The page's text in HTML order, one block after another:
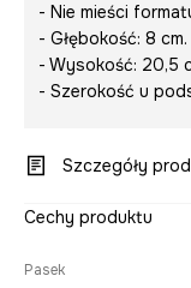
- Nie mieści
- Głębokość: 8 cm.
- Wysokość: 20,5
- Szerokość u
Szczegóły
Cechy produktu
Pasek